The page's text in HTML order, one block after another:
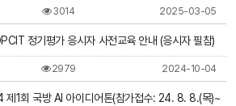
3014 2025-03-05
정기평가 응시자 사전교육 안내 (응시자 필참)
2979 2024-10-04
제1회 국방 AI 아이디어톤(참가접수: 24. 8. 8.(목)~